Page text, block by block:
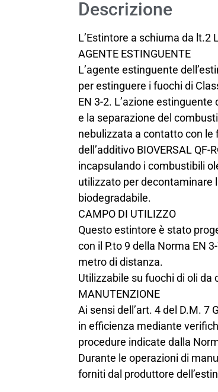
Descrizione
L’Estintore a schiuma da lt.2
AGENTE ESTINGUENTE
L’agente estinguente
per estinguere i fuochi di
EN 3-2. L’azione
e la separazione del
nebulizzata a contatto con le
dell’additivo BIOVERSAL QF-
incapsulando i combustibili
utilizzato per decontaminare
biodegradabile.
CAMPO DI UTILIZZO
Questo estintore è stato
con il P.to 9 della Norma EN
metro di distanza.
Utilizzabile su fuochi di oli da
MANUTENZIONE
Ai sensi dell’art. 4 del D.M.
in efficienza mediante
procedure indicate dalla
Durante le operazioni di
forniti dal produttore